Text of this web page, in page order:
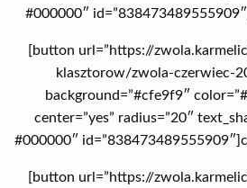
#000000″
[button url=”https://
klasztorow/zwola-czerwiec-
background=”#cfe9f9″
center=”yes” radius=”20″
#000000″
[button url=”https://